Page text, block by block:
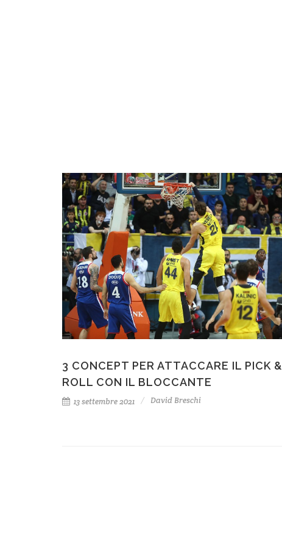
3 CONCEPT PER ATTACCARE IL PICK &
ROLL CON IL BLOCCANTE
13 settembre 2021 David Breschi